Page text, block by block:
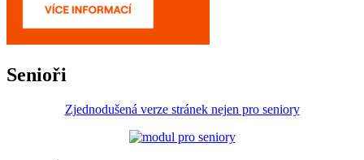
Senioři
Zjednodušená verze stránek nejen pro seniory